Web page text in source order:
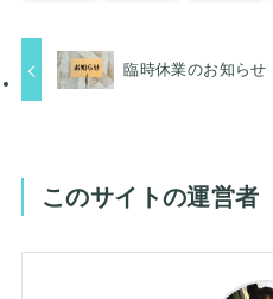
臨時休業のお知らせ
このサイトの運営者